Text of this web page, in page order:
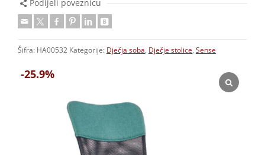
-25.9%
Podijeli poveznicu
Šifra: HA00532 Kategorije: Dječja soba, Dječje stolice, Sense